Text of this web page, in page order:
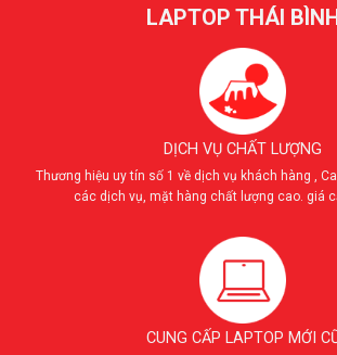
LAPTOP THÁI
DỊCH VỤ CHẤT LƯỢNG
Thương hiệu uy tín số 1 về dịch vụ khách hàng ,
các dịch vụ, mặt hàng chất lượng cao. giá
CUNG CẤP LAPTOP MỚI